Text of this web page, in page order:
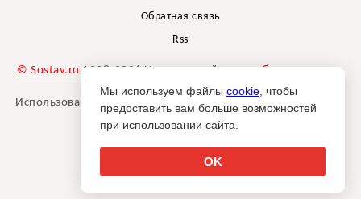
Обратная связь
Rss
© Sostav.ru 1998-2026 Независимый проектбрендингового
агентства Depot
Использование материалов Sostav.ru допустимо только при
указании источника.
Мы используем файлы cookie , чтобы
предоставить вам больше возможностей
при использовании сайта.
OK